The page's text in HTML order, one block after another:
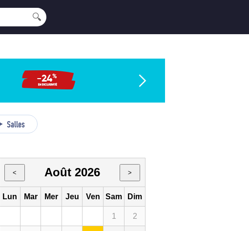
🔍
Salles
< Août 2026 >
Lun Mar Mer Jeu Ven Sam Dim
1 2